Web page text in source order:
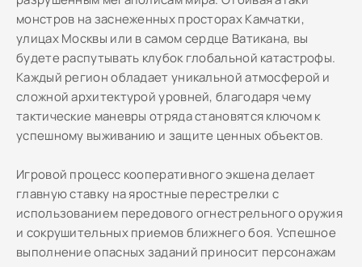
монстров на заснеженных просторах Камчатки,
улицах Москвы или в самом сердце Ватикана, вы
будете распутывать клубок глобальной катастрофы.
Каждый регион обладает уникальной атмосферой и
сложной архитектурой уровней, благодаря чему
тактические маневры отряда становятся ключом к
успешному выживанию и защите ценных объектов.
Игровой процесс кооперативного экшена делает
главную ставку на яростные перестрелки с
использованием передового огнестрельного оружия
и сокрушительных приемов ближнего боя. Успешное
выполнение опасных заданий приносит персонажам